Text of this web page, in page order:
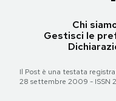
AREA PERSONALE
Area Personale
Chi
Gestisci le
Il Post è una testata
28 settembre 2009 - ISSN